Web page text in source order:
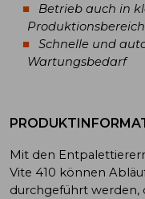
Betrieb auch in
Schnelle und
Wartungsbedarf
Mit den
Vite 410 können
durchgeführt